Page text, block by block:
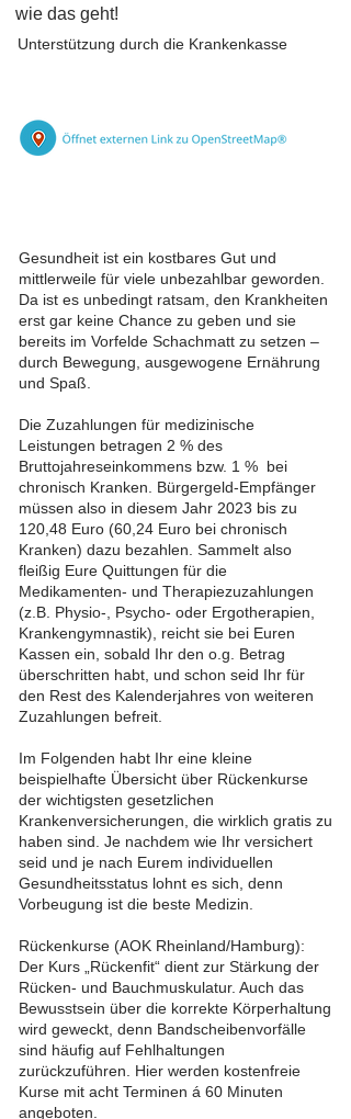
wie das geht!
Unterstützung durch die Krankenkasse
Gesundheit ist ein kostbares Gut und
mittlerweile für viele unbezahlbar geworden.
Da ist es unbedingt ratsam, den Krankheiten
erst gar keine Chance zu geben und sie
bereits im Vorfelde Schachmatt zu setzen –
durch Bewegung, ausgewogene Ernährung
und Spaß.
Die Zuzahlungen für medizinische
Leistungen betragen 2 % des
Bruttojahreseinkommens bzw. 1 % bei
chronisch Kranken. Bürgergeld-Empfänger
müssen also in diesem Jahr 2023 bis zu
120,48 Euro (60,24 Euro bei chronisch
Kranken) dazu bezahlen. Sammelt also
fleißig Eure Quittungen für die
Medikamenten- und Therapiezuzahlungen
(z.B. Physio-, Psycho- oder Ergotherapien,
Krankengymnastik), reicht sie bei Euren
Kassen ein, sobald Ihr den o.g. Betrag
überschritten habt, und schon seid Ihr für
den Rest des Kalenderjahres von weiteren
Zuzahlungen befreit.
Im Folgenden habt Ihr eine kleine
beispielhafte Übersicht über Rückenkurse
der wichtigsten gesetzlichen
Krankenversicherungen, die wirklich gratis zu
haben sind. Je nachdem wie Ihr versichert
seid und je nach Eurem individuellen
Gesundheitsstatus lohnt es sich, denn
Vorbeugung ist die beste Medizin.
Rückenkurse (AOK Rheinland/Hamburg):
Der Kurs „Rückenfit“ dient zur Stärkung der
Rücken- und Bauchmuskulatur. Auch das
Bewusstsein über die korrekte Körperhaltung
wird geweckt, denn Bandscheibenvorfälle
sind häufig auf Fehlhaltungen
zurückzuführen. Hier werden kostenfreie
Kurse mit acht Terminen á 60 Minuten
angeboten.